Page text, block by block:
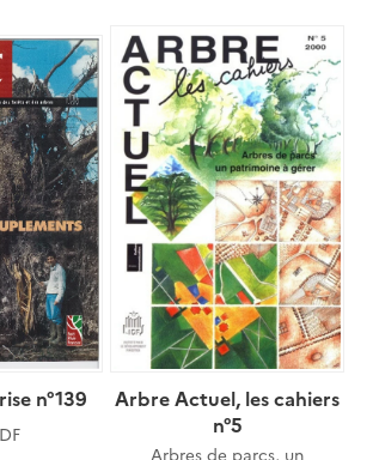
n°139
Arbre Actuel, les cahiers
n°5
Arbres de parcs, un